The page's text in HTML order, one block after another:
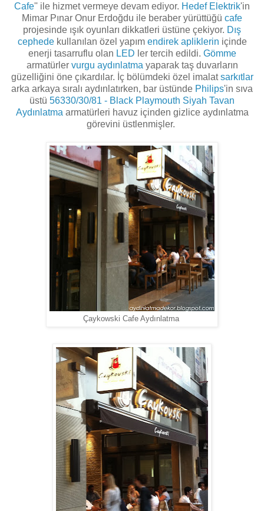
Cafe'' ile hizmet vermeye devam ediyor. Hedef Elektrik'in
Mimar Pınar Onur Erdoğdu ile beraber yürüttüğü cafe
projesinde ışık oyunları dikkatleri üstüne çekiyor. Dış
cephedekullanılan özel yapım endirek apliklerin içinde
enerji tasarruflu olan LED ler tercih edildi. Gömme
armatürler vurgu aydınlatma yaparak taş duvarların
güzelliğini öne çıkardılar. İç bölümdeki özel imalatsarkıtlar
arka arkaya sıralı aydınlatırken, bar üstünde Philips'in sıva
üstü 56330/30/81 - Black Playmouth Siyah Tavan
Aydınlatma armatürleri havuz içinden gizlice aydınlatma
görevini üstlenmişler.
Çaykowski Cafe Aydınlatma